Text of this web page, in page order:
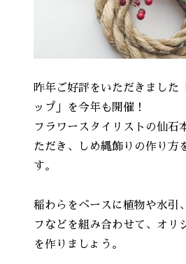
昨年ご好評をいただきました
ップ」を今年も開催！
フラワースタイリストの仙石
ただき、しめ縄飾りの作り方
す。
稲わらをベースに植物や水引
フなどを組み合わせて、オリ
を作りましょう。